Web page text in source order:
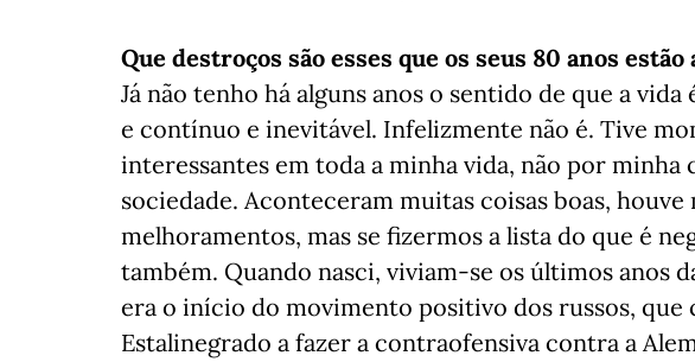
Que destroços são esses que os seus 80 anos
Já não tenho há alguns anos o sentido de que a
e contínuo e inevitável. Infelizmente não é. Tive
interessantes em toda a minha vida, não por minha
sociedade. Aconteceram muitas coisas boas,
melhoramentos, mas se fizermos a lista do que é
também. Quando nasci, viviam-se os últimos anos
era o início do movimento positivo dos russos, que
Estalinegrado a fazer a contraofensiva contra a